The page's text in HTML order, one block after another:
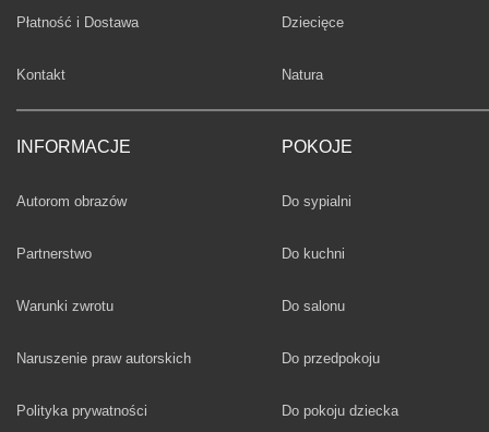
Płatność i Dostawa
Kontakt
INFORMACJE
Autorom obrazów
Partnerstwo
Warunki zwrotu
Naruszenie praw autorskich
Polityka prywatności
Fototapety
Dziecięce
Fototapety
Natura
POKOJE
Fototapety
Do sypialni
Fototapety
Do kuchni
Fototapety
Do salonu
Fototapety
Do przedpokoju
Fototapety
Do pokoju dziecka